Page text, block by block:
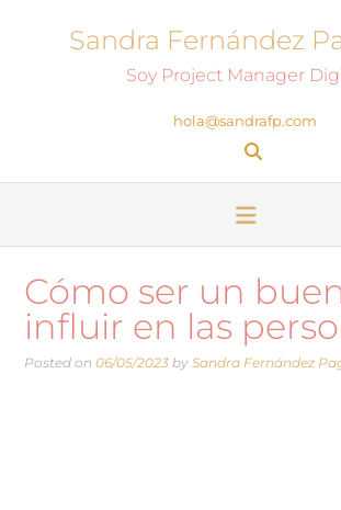
Sandra Fernández
Soy Project Manager
hola@sandrafp.com
Cómo ser un
influir en las
Posted on 06/05/2023 by Sandra Fernández